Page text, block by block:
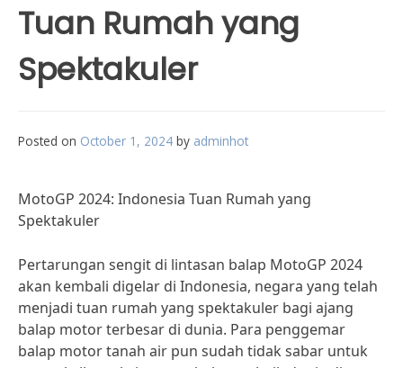
Tuan Rumah yang
Spektakuler
Posted on October 1, 2024 by adminhot
MotoGP 2024: Indonesia Tuan Rumah yang
Spektakuler
Pertarungan sengit di lintasan balap MotoGP 2024
akan kembali digelar di Indonesia, negara yang telah
menjadi tuan rumah yang spektakuler bagi ajang
balap motor terbesar di dunia. Para penggemar
balap motor tanah air pun sudah tidak sabar untuk